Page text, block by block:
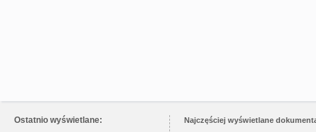
Ostatnio wyświetlane:
Najczęściej wyświetlane